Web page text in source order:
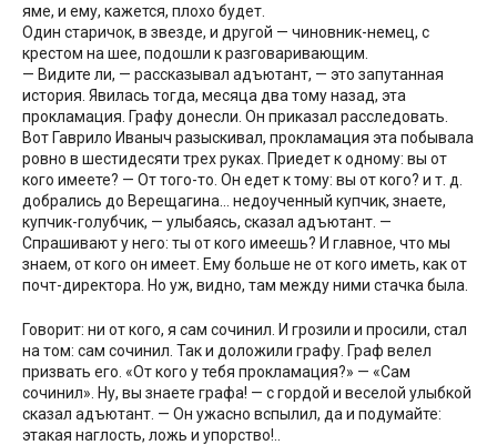
яме, и ему, кажется, плохо будет.
Один старичок, в звезде, и другой — чиновник-немец, с
крестом на шее, подошли к разговаривающим.
— Видите ли, — рассказывал адъютант, — это запутанная
история. Явилась тогда, месяца два тому назад, эта
прокламация. Графу донесли. Он приказал расследовать.
Вот Гаврило Иваныч разыскивал, прокламация эта побывала
ровно в шестидесяти трех руках. Приедет к одному: вы от
кого имеете? — От того-то. Он едет к тому: вы от кого? и т. д.
добрались до Верещагина… недоученный купчик, знаете,
купчик-голубчик, — улыбаясь, сказал адъютант. —
Спрашивают у него: ты от кого имеешь? И главное, что мы
знаем, от кого он имеет. Ему больше не от кого иметь, как от
почт-директора. Но уж, видно, там между ними стачка была.
Говорит: ни от кого, я сам сочинил. И грозили и просили, стал
на том: сам сочинил. Так и доложили графу. Граф велел
призвать его. «От кого у тебя прокламация?» — «Сам
сочинил». Ну, вы знаете графа! — с гордой и веселой улыбкой
сказал адъютант. — Он ужасно вспылил, да и подумайте:
этакая наглость, ложь и упорство!..